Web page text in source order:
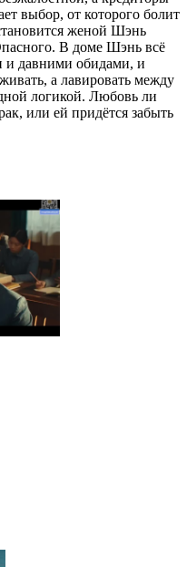
выбор, от которого болит
женой Шэнь
В доме Шэнь всё
и давними обидами, и
а лавировать между
логикой. Любовь ли
или ей придётся забыть